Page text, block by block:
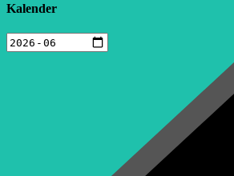
Kalender